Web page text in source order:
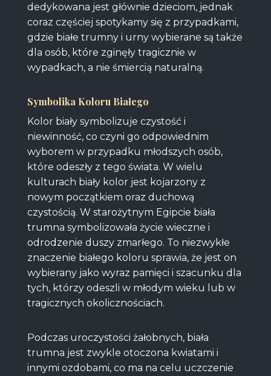
dedykowana jest głównie dzieciom, jednak
coraz częściej spotykamy się z przypadkami,
gdzie białe trumny i urny wybierane są także
dla osób, które zginęły tragicznie w
wypadkach, a nie śmiercią naturalną.
Symbolika Koloru Białego
Kolor biały symbolizuje czystość i
niewinność, co czyni go odpowiednim
wyborem w przypadku młodszych osób,
które odeszły z tego świata. W wielu
kulturach biały kolor jest kojarzony z
nowym początkiem oraz duchową
czystością. W starożytnym Egipcie biała
trumna symbolizowała życie wieczne i
odrodzenie duszy zmarłego. To niezwykłe
znaczenie białego koloru sprawia, że jest on
wybierany jako wyraz pamięci i szacunku dla
tych, którzy odeszli w młodym wieku lub w
tragicznych okolicznościach.
Podczas uroczystości żałobnych, biała
trumna jest zwykle otoczona kwiatami i
innymi ozdobami, co ma na celu uczczenie